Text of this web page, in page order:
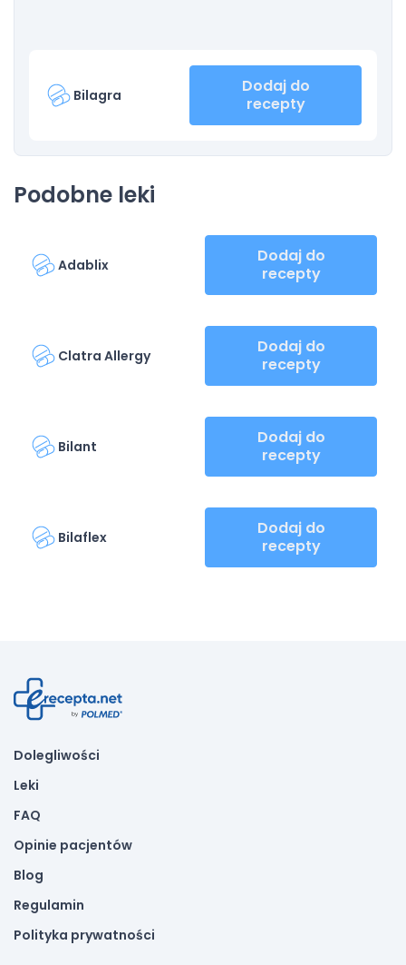
Bilagra
Dodaj do
recepty
Podobne leki
Adablix
Dodaj do
recepty
Clatra Allergy
Dodaj do
recepty
Bilant
Dodaj do
recepty
Bilaflex
Dodaj do
recepty
Dolegliwości
Leki
FAQ
Opinie pacjentów
Blog
Regulamin
Polityka prywatności